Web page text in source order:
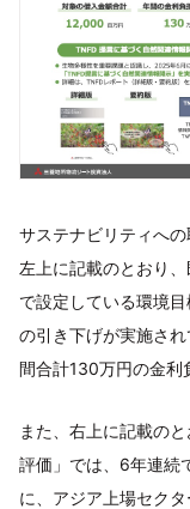
サステナビリティへ
左上に記載のとおり
で設定している環境
の引き下げが実施さ
間合計130万円の金利
また、右上に記載の
評価」では、6年連続
に、アジア上場セク